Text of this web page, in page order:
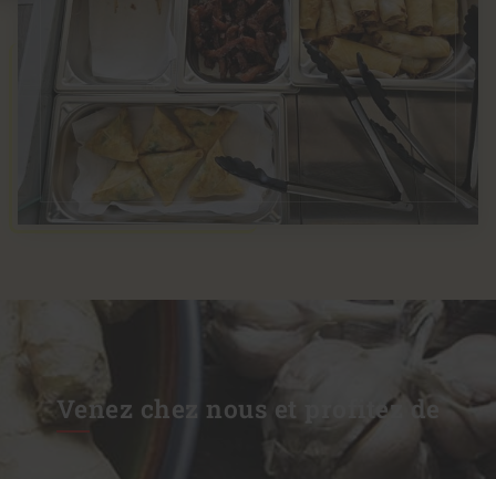
Venez chez nous et profitez de